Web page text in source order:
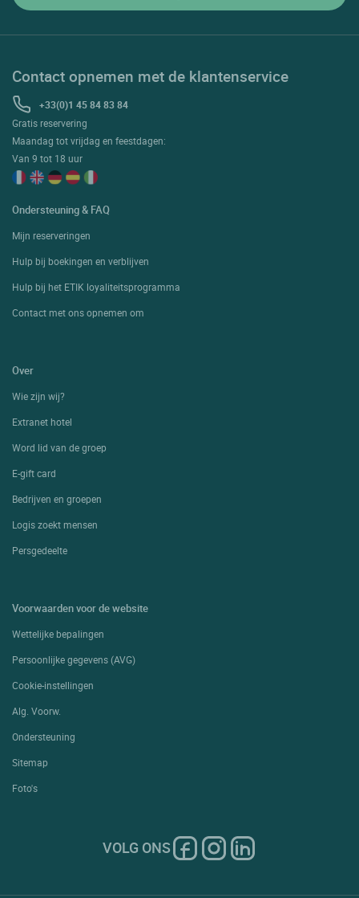
Contact opnemen met de klantenservice
+33(0)1 45 84 83 84
Gratis reservering
Maandag tot vrijdag en feestdagen:
Van 9 tot 18 uur
Ondersteuning & FAQ
Mijn reserveringen
Hulp bij boekingen en verblijven
Hulp bij het ETIK loyaliteitsprogramma
Contact met ons opnemen om
Over
Wie zijn wij?
Extranet hotel
Word lid van de groep
E-gift card
Bedrijven en groepen
Logis zoekt mensen
Persgedeelte
Voorwaarden voor de website
Wettelijke bepalingen
Persoonlijke gegevens (AVG)
Cookie-instellingen
Alg. Voorw.
Ondersteuning
Sitemap
Foto's
VOLG ONS